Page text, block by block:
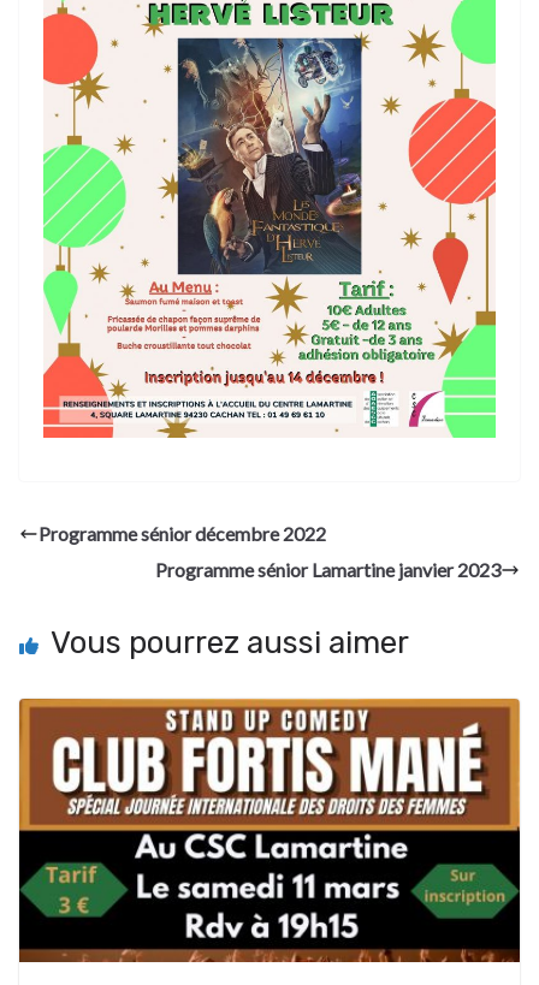
Programme sénior décembre 2022
Programme sénior Lamartine janvier 2023
Vous pourrez aussi aimer